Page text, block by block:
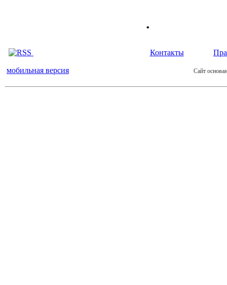
.
Контакты
мобильная версия Сайт